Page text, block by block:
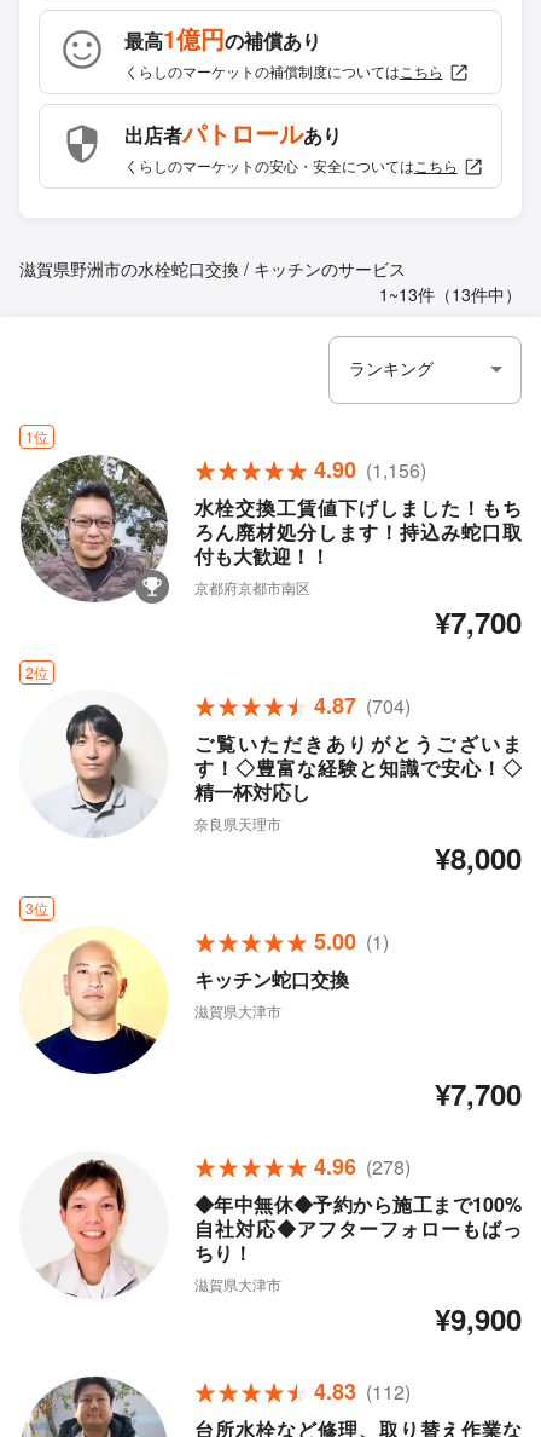
最高1億円の補償あり
くらしのマーケットの補償制度についてはこちら
出店者パトロールあり
くらしのマーケットの安心・安全についてはこちら
滋賀県野洲市の水栓蛇口交換 / キッチンのサービス
1~13件（13件中）
1位
4.90 (1,156)
水栓交換工賃値下げしました！もち
ろん廃材処分します！持込み蛇口取
付も大歓迎！！
京都府京都市南区
¥7,700
2位
4.87 (704)
ご覧いただきありがとうございま
す！◇豊富な経験と知識で安心！◇
精一杯対応し
奈良県天理市
¥8,000
3位
5.00 (1)
キッチン蛇口交換
滋賀県大津市
¥7,700
4.96 (278)
◆年中無休◆予約から施工まで100%
自社対応◆アフターフォローもばっ
ちり！
滋賀県大津市
¥9,900
4.83 (112)
台所水栓など修理、取り替え作業な